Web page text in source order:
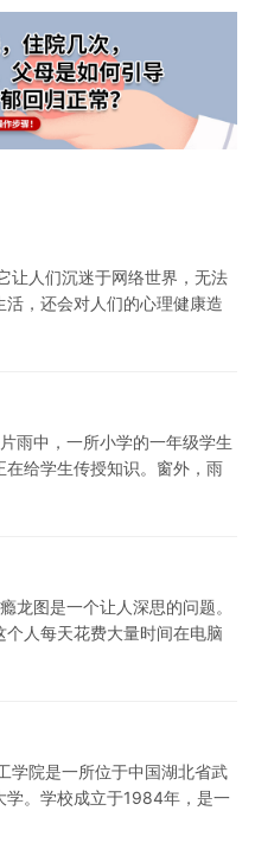
让人们沉迷于网络世界，无法
，还会对人们的心理健康造
雨中，一所小学的一年级学生
给学生传授知识。窗外，雨
龙图是一个让人深思的问题。
人每天花费大量时间在电脑
学院是一所位于中国湖北省武
学。学校成立于1984年，是一